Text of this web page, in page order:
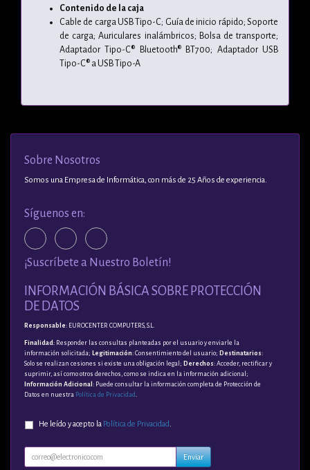
Contenido de la caja
Cable de carga USB Tipo-C; Guía de inicio rápido; Soporte
de carga; Auriculares inalámbricos; Bolsa de transporte;
Adaptador Tipo-C® Bluetooth® BT700; Adaptador USB
Tipo-C® a USB Tipo-A
Sobre Nosotros
Somos una Empresa de Informática, con más de 25 Años de experiencia.
Síguenos en:
¡Suscríbete a Nuestro Boletín!
INFORMACIÓN BÁSICA SOBRE PROTECCIÓN
DE DATOS
Responsable: EUROCENTER COMPUTERS, S.L.
Finalidad : Responder las consultas planteadas por el usuario y enviarle la
información solicitada; Legitimación: Consentimiento del usuario; Destinatarios:
Solo se realizan cesiones si existe una obligación legal; Derechos: Acceder, rectificar y
suprimir, así como otros derechos, como se indica en la información adicional;
Información Adicional : Puede consultar la información completa de Protección de
Datos en nuestra Política de Privacidad
He leído y acepto la Política de Privacidad.
Enviar